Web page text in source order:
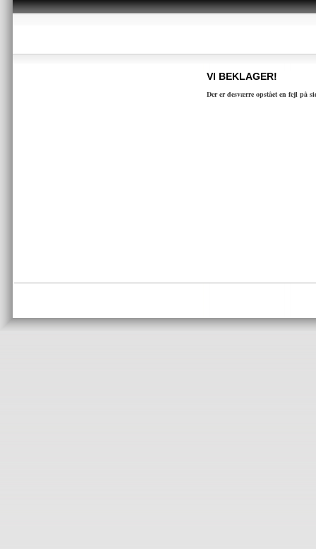
VI BEKLAGER!
Der er desværre opstået en fejl på